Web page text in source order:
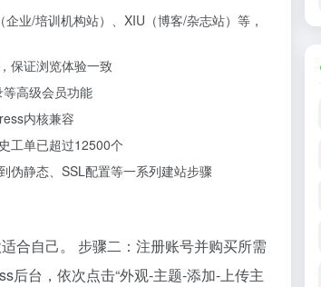
业/培训机构站）、XIU（博客/杂志站）等，
保证浏览体验一致
高级会员功能
内核兼容
工单已超过12500个
伪静态、SSL配置等一系列建站步骤
合自己。 步骤二：注册账号并购买所需
后台，依次点击“外观-主题-添加-上传主